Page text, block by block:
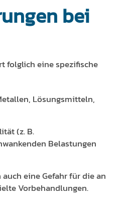
bei
folglich eine spezifische
Lösungsmitteln,
(z. B.
Belastungen
eine Gefahr für die an
Vorbehandlungen.